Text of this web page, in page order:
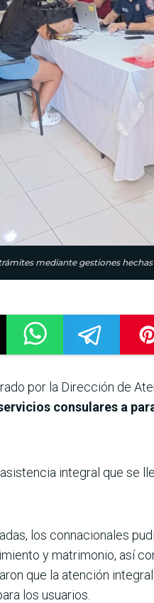
mediante gestiones
por la Dirección de
consulares a
integral que se
los connacionales
y matrimonio, así
que la atención
los usuarios.